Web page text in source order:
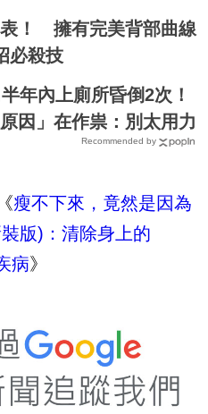
｜每日健康 Health
！ 擁有完美背部曲線
必殺技
年內上廁所昏倒2次！
因」在作祟：別太用力
Recommended by
瘦不下來，竟然是因為
版)：清除身上的
病》